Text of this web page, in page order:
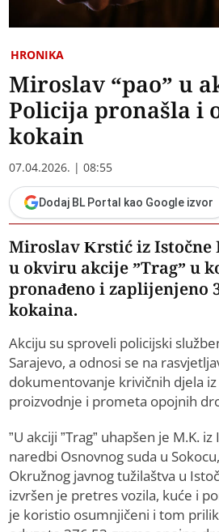
HRONIKA
Miroslav “pao” u
Policija pronašla i
kokain
07.04.2026. | 08:55
Dodaj BL Portal kao Google izvor
Miroslav Krstić iz Istočne
u okviru akcije ”Trag” u
pronađeno i zaplijenjeno
kokaina.
Akciju su sproveli policijski
Sarajevo, a odnosi se na
dokumentovanje krivičnih djela
proizvodnje i prometa opojnih
”U akciji ”Trag” uhapšen je M.K.
naredbi Osnovnog suda u
Okružnog javnog tužilaštva u
izvršen je pretres vozila, kuće i
je koristio osumnjičeni i tom